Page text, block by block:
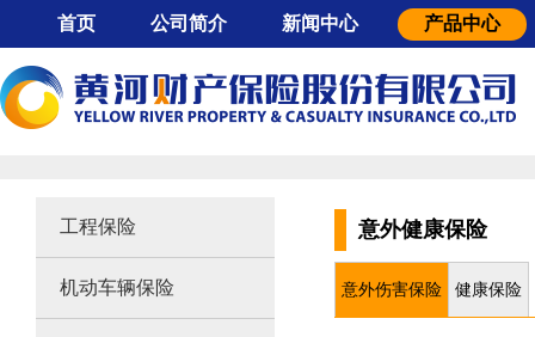
首页 公司简介
董事长致辞
大事记
服务网点
新闻中心
行业动态
产品中心
机动车辆保险
意外健康保险
财产保险
工程保险
机动车辆保险
意外健康保险
意外伤害保险 健康保险